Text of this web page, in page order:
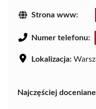
Strona www:
Numer telefonu:
Lokalizacja:
Najczęściej